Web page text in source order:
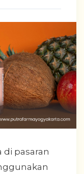
pasaran